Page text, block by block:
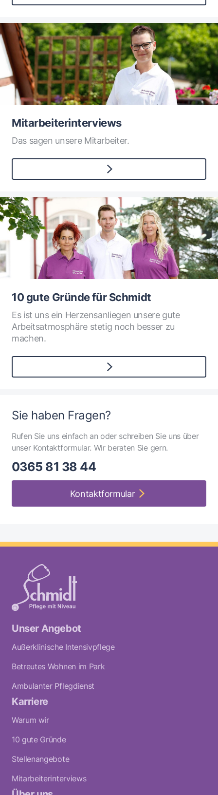
Sie haben Fragen?
Rufen Sie uns einfach an oder schreiben Sie uns über
unser Kontaktformular. Wir beraten Sie gern.
0365 81 38 44
Kontaktformular
Mitarbeiterinterviews
Das sagen unsere Mitarbeiter.
10 gute Gründe für Schmidt
Es ist uns ein Herzensanliegen unsere gute
Arbeitsatmosphäre stetig noch besser zu
machen.
Unser Angebot
Außerklinische Intensivpflege
Betreutes Wohnen im Park
Ambulanter Pflegdienst
Karriere
Warum wir
10 gute Gründe
Stellenangebote
Mitarbeiterinterviews